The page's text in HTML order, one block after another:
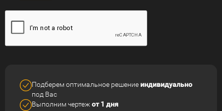
Подберем оптимальное решение индивидуально
под Вас
Выполним чертеж от 1 дня